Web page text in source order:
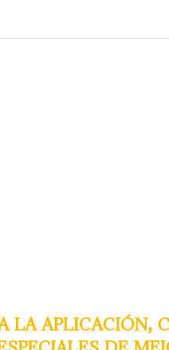
aplicación,